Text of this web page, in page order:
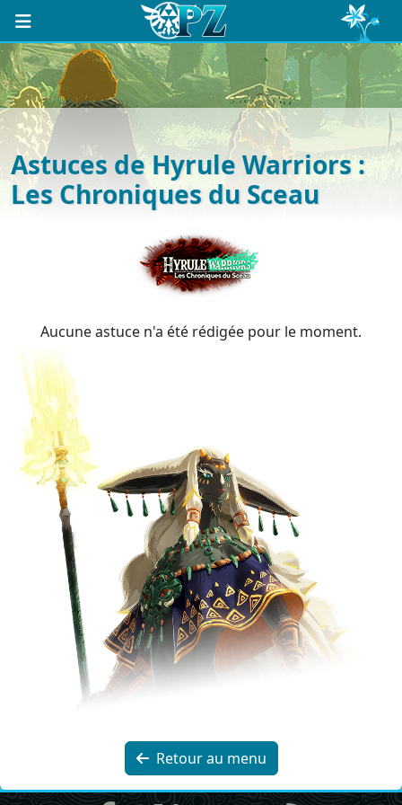
Astuces de Hyrule Warriors :
Les Chroniques du Sceau
Aucune astuce n'a été rédigée pour le moment.
Retour au menu